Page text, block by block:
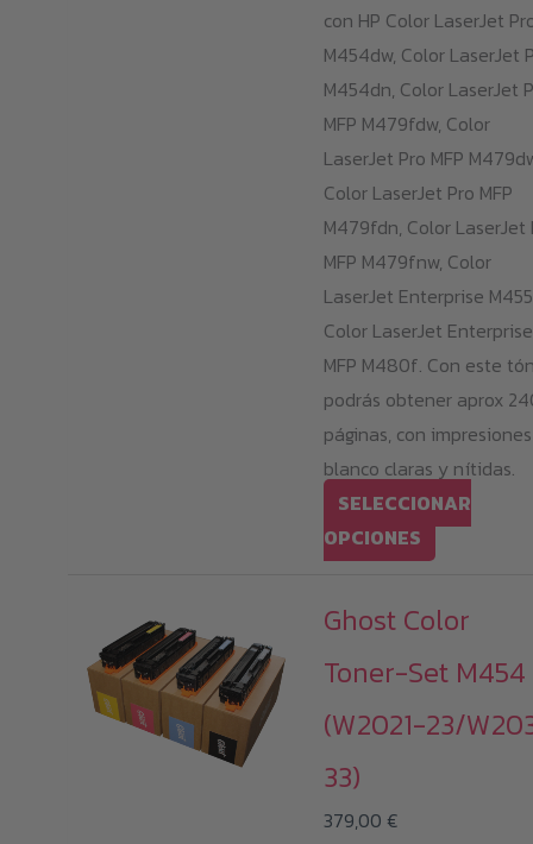
con HP Color LaserJet
M454dw, Color LaserJet
M454dn, Color LaserJet
MFP M479fdw, Color
LaserJet Pro MFP
Color LaserJet Pro MFP
M479fdn, Color LaserJet
MFP M479fnw, Color
LaserJet Enterprise
Color LaserJet Enterprise
MFP M480f. Con este
podrás obtener aprox
páginas, con
blanco claras y nítidas.
SELECCIONAR
OPCIONES
tiene
variantes.
Las
opciones
Ghost Color
Toner-Set
(W2021-23/
33)
379,00 €